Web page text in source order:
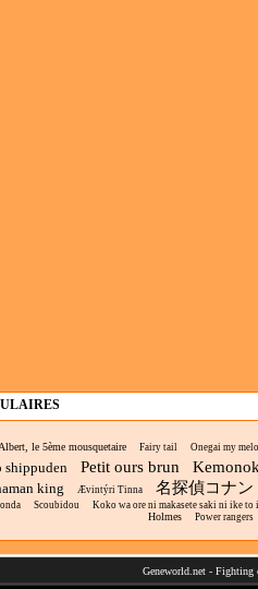
Albert, le 5ème mousquetaire Fairy tail
Onegai my
shippuden Petit ours brun
king Ævintýri Tinna 名探偵コナン
Scoubidou Koko wa ore ni makasete saki ni ike to
Holmes Power rangers
Geneworld.net - Fighting